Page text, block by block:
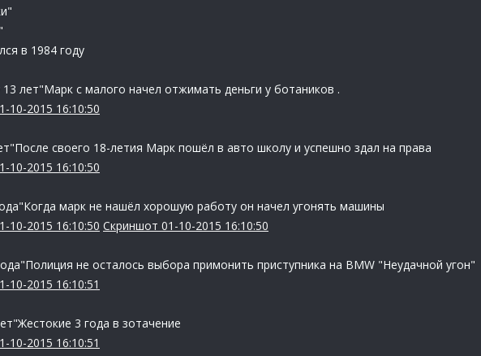
в 1984 году
лет"Марк с малого начел отжимать деньги у ботаников .
10-2015 16:10:50
своего 18-летия Марк пошёл в авто школу и успешно здал на права
10-2015 16:10:50
марк не нашёл хорошую работу он начел угонять машины
10-2015 16:10:50 Скриншот 01-10-2015 16:10:50
не осталось выбора примонить приступника на BMW "Неудачной угон"
10-2015 16:10:51
3 года в зотачение
10-2015 16:10:51